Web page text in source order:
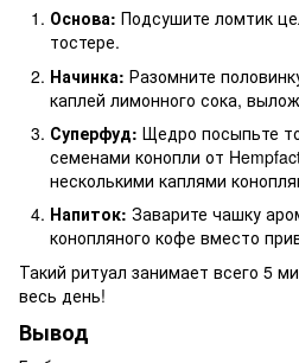
Основа: Подсушите ломтик
тостере.
Начинка: Разомните
каплей лимонного сока,
Суперфуд: Щедро посыпьте
семенами конопли от
несколькими каплями
Напиток: Заварите чашку
конопляного кофе вместо
Такий ритуал занимает всего 5
весь день!
Вывод